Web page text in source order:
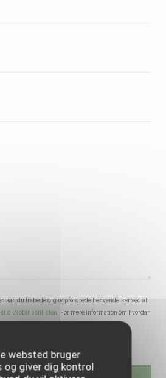
websted bruger
og giver dig kontrol
kan du frabede dig uopfordrede henvendelser ved at
robinsonlisten . For mere information om hvordan